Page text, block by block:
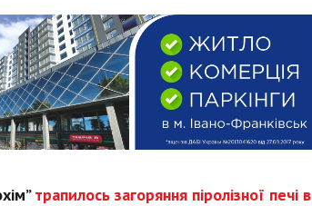
трапилось загоряння піролізної печі в